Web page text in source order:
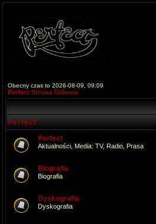
Obecny czas to 2026-08-09, 09:09
Perfect Strona Główna
Perfect
Perfect
Aktualności, Media: TV, Radio, Prasa
Biografia
Biografia
Dyskografia
Dyskografia